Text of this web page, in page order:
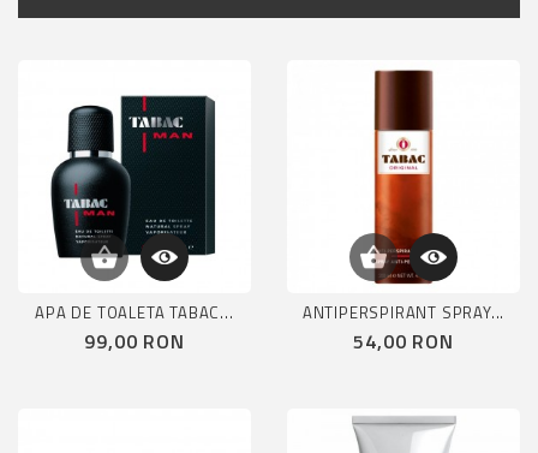
APA DE TOALETA TABAC...
Pret
99,00 RON
ANTIPERSPIRANT SPRAY...
Pret
54,00 RON